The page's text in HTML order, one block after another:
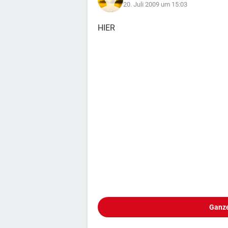
20. Juli 2009 um 15:03
HIER